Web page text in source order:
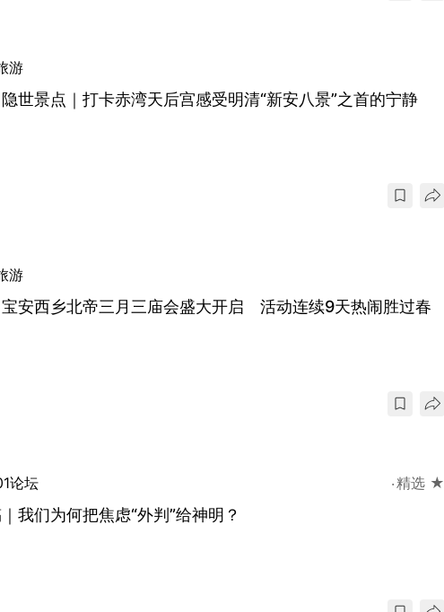
游
世景点｜打卡赤湾天后宫感受明清“新安八景”之首的宁静
游
安西乡北帝三月三庙会盛大开启 活动连续9天热闹胜过春
论坛 精选 ★
我们为何把焦虑“外判”给神明？